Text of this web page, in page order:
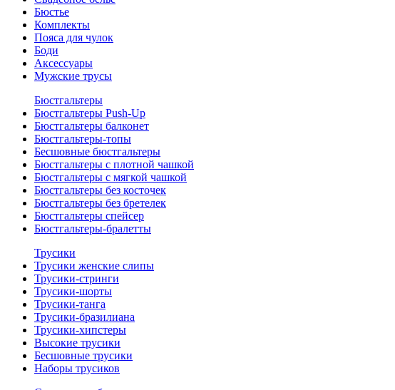
Бюстье
Комплекты
Пояса для чулок
Боди
Аксессуары
Мужские трусы
Бюстгальтеры
Бюстгальтеры Push-Up
Бюстгальтеры балконет
Бюстгальтеры-топы
Бесшовные бюстгальтеры
Бюстгальтеры с плотной чашкой
Бюстгальтеры с мягкой чашкой
Бюстгальтеры без косточек
Бюстгальтеры без бретелек
Бюстгальтеры спейсер
Бюстгальтеры-бралетты
Трусики
Трусики женские слипы
Трусики-стринги
Трусики-шорты
Трусики-танга
Трусики-бразилиана
Трусики-хипстеры
Высокие трусики
Бесшовные трусики
Наборы трусиков